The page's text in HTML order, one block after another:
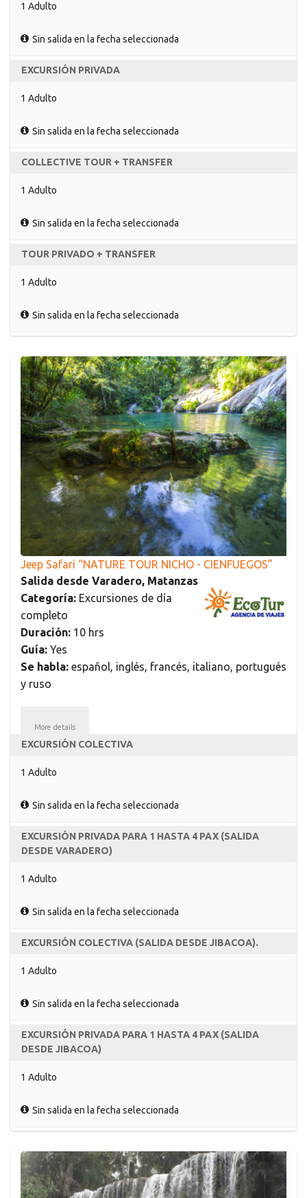
1 Adulto
Sin salida en la fecha seleccionada
EXCURSIÓN PRIVADA
1 Adulto
Sin salida en la fecha seleccionada
COLLECTIVE TOUR + TRANSFER
1 Adulto
Sin salida en la fecha seleccionada
TOUR PRIVADO + TRANSFER
1 Adulto
Sin salida en la fecha seleccionada
Jeep Safari “NATURE TOUR NICHO - CIENFUEGOS”
Salida desde Varadero, Matanzas
Categoría: Excursiones de día
completo
Duración: 10 hrs
Guía: Yes
Se habla: español, inglés, francés, italiano, portugués
y ruso
More details
EXCURSIÓN COLECTIVA
1 Adulto
Sin salida en la fecha seleccionada
EXCURSIÓN PRIVADA PARA 1 HASTA 4 PAX (SALIDA
DESDE VARADERO)
1 Adulto
Sin salida en la fecha seleccionada
EXCURSIÓN COLECTIVA (SALIDA DESDE JIBACOA).
1 Adulto
Sin salida en la fecha seleccionada
EXCURSIÓN PRIVADA PARA 1 HASTA 4 PAX (SALIDA
DESDE JIBACOA)
1 Adulto
Sin salida en la fecha seleccionada